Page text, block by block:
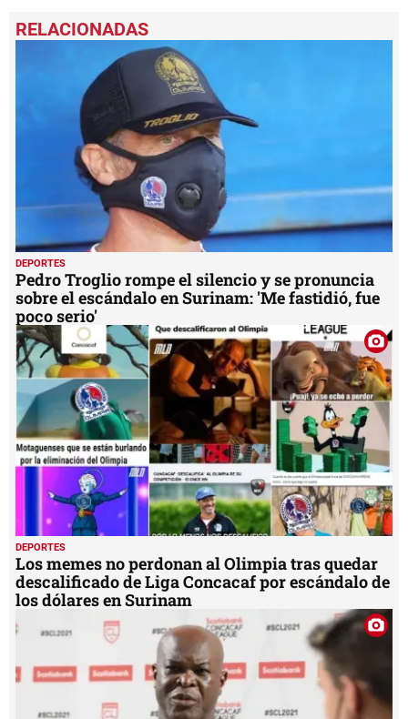
DEPORTES
Pedro Troglio rompe el silencio y se pronuncia
sobre el escándalo en Surinam: 'Me fastidió, fue
poco serio'
DEPORTES
Los memes no perdonan al Olimpia tras quedar
descalificado de Liga Concacaf por escándalo de
los dólares en Surinam